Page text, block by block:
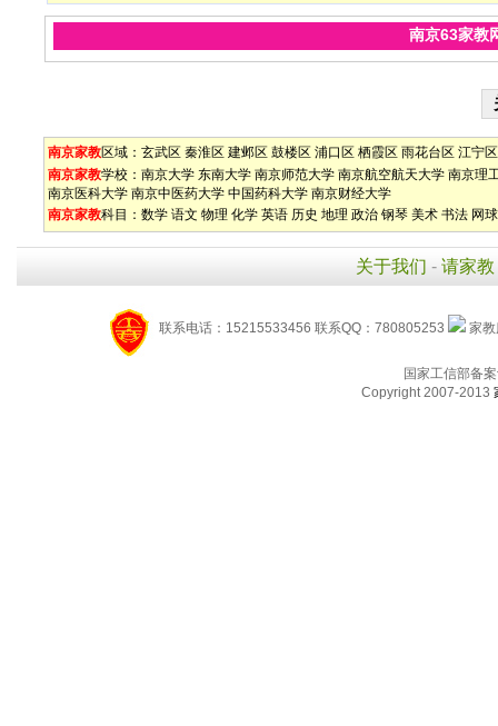
南京63家教
南京家教区域： 玄武区 秦淮区 建邺区 鼓楼区 浦口区 栖霞区 雨花台区 江宁区
南京家教学校： 南京大学 东南大学 南京师范大学 南京航空航天大学 南京理
南京医科大学 南京中医药大学 中国药科大学 南京财经大学
南京家教科目： 数学 语文 物理 化学 英语 历史 地理 政治 钢琴 美术 书法 网球
关于我们 - 请家教
联系电话：15215533456 联系QQ：780805253 家
国家工信部备
Copyright 2007-2013